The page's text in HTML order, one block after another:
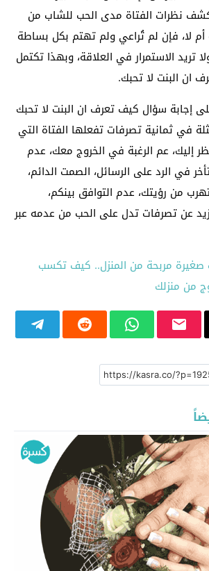
نظرات الفتاة مدى الحب للشاب من
لا، فإن لم تُراعي ولم تهتم بكل بساطة
الاستمرار في العلاقة، وبهذا تكتمل
ان البنت لا تحبك.
إجابة سؤال كيف تعرف ان البنت لا تحبك
في ثمانية تصرفات تفعلها الفتاة التي
إليك، عم الرغبة في الخروج معك، عدم
في الرد على الرسائل، الصمت الدائم،
من رؤيتك، عدم التوافق بينكم،
عن تصرفات تدل على الحب من عدمه عبر
مربحة من المنزل.. كيف تكسب
من منزلك